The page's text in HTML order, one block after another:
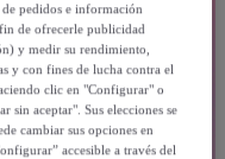
de pedidos e información
de ofrecerle publicidad
y medir su rendimiento,
y con fines de lucha contra el
clic en "Configurar" o
sin aceptar". Sus elecciones se
cambiar sus opciones en
accesible a través del